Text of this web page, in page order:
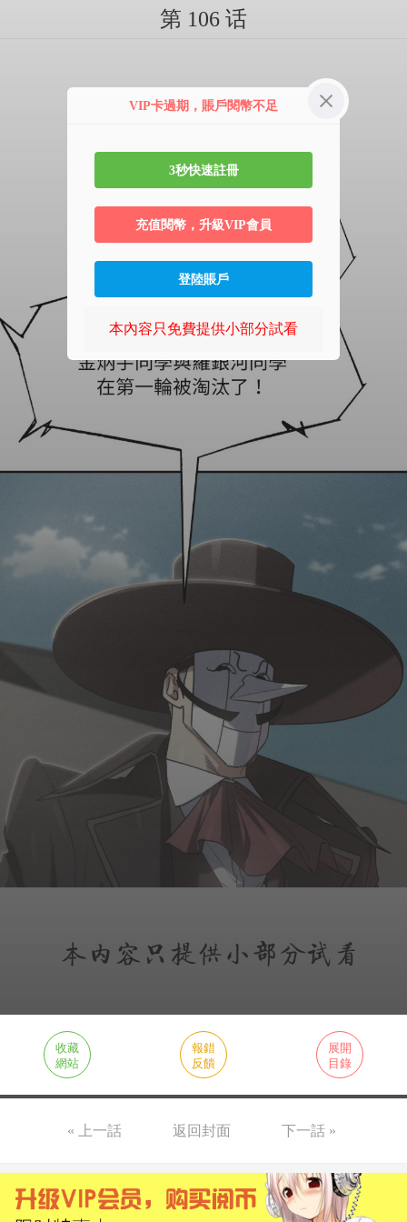
第 106 话
收藏
網站
報錯
反饋
展開
目錄
« 上一話 返回封面 下一話 »
VIP卡過期，賬戶閱幣不足
3秒快速註冊
充值閱幣，升級VIP會員
登陸賬戶
本內容只免費提供小部分試看